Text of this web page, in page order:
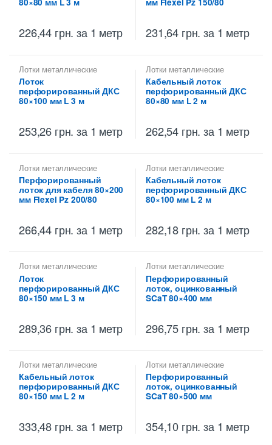
80×80 мм L 3 м
226,44 грн. за 1 метр
мм Flexel Pz 150/80
231,64 грн. за 1 метр
Лотки металлические
высотой 80 мм
Металлические огнеупорные
лотки,Перфорированные
лотки высотой 80 мм
Лоток
перфорированный ДКС
80×100 мм L 3 м
253,26 грн. за 1 метр
Лотки металлические
высотой 80 мм
Перфорированные лотки
высотой 80 мм
Кабельный лоток
перфорированный ДКС
80×80 мм L 2 м
262,54 грн. за 1 метр
Лотки металлические
высотой 80 мм
Перфорированные лотки
высотой 80 мм
Перфорированный
лоток для кабеля 80×200
мм Flexel Pz 200/80
266,44 грн. за 1 метр
Лотки металлические
высотой 80 мм
Перфорированные лотки
высотой 80 мм
Кабельный лоток
перфорированный ДКС
80×100 мм L 2 м
282,18 грн. за 1 метр
Лотки металлические
высотой 80 мм
Металлические огнеупорные
лотки,Перфорированные
лотки высотой 80 мм
Лоток
перфорированный ДКС
80×150 мм L 3 м
289,36 грн. за 1 метр
Лотки металлические
высотой 80 мм
Перфорированные лотки
высотой 80 мм
Перфорированный
лоток, оцинкованный
SCaT 80×400 мм
296,75 грн. за 1 метр
Лотки металлические
высотой 80 мм
Перфорированные лотки
высотой 80 мм
Кабельный лоток
перфорированный ДКС
80×150 мм L 2 м
333,48 грн. за 1 метр
Лотки металлические
высотой 80 мм
Перфорированные лотки
высотой 80 мм
Перфорированный
лоток, оцинкованный
SCaT 80×500 мм
354,10 грн. за 1 метр